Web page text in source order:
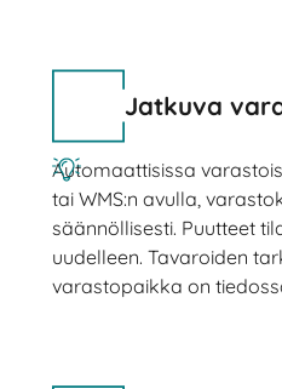
Jatkuva
Automaattisissa
tai WMS:n avulla,
säännöllisesti. Puutteet
uudelleen. Tavaroiden
varastopaikka on